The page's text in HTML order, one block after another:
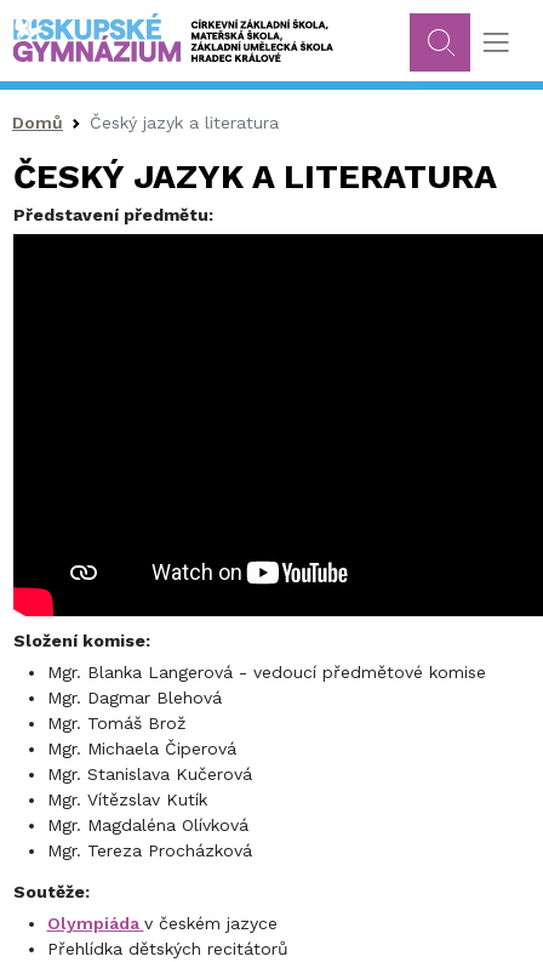
Drobečková navigace
Domů Český jazyk a literatura
ČESKÝ JAZYK A LITERATURA
Představení předmětu:
Složení komise:
Mgr. Blanka Langerová - vedoucí předmětové komise
Mgr. Dagmar Blehová
Mgr. Tomáš Brož
Mgr. Michaela Čiperová
Mgr. Stanislava Kučerová
Mgr. Vítězslav Kutík
Mgr. Magdaléna Olívková
Mgr. Tereza Procházková
Soutěže:
Olympiáda v českém jazyce
Přehlídka dětských recitátorů